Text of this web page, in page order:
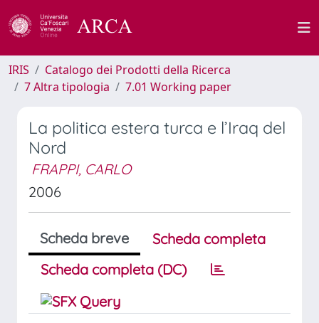
IRIS
Catalogo dei Prodotti della Ricerca
7 Altra tipologia
7.01 Working paper
La politica estera turca e l’Iraq del
Nord
FRAPPI, CARLO
2006
Scheda breve
Scheda completa
Scheda completa (DC)